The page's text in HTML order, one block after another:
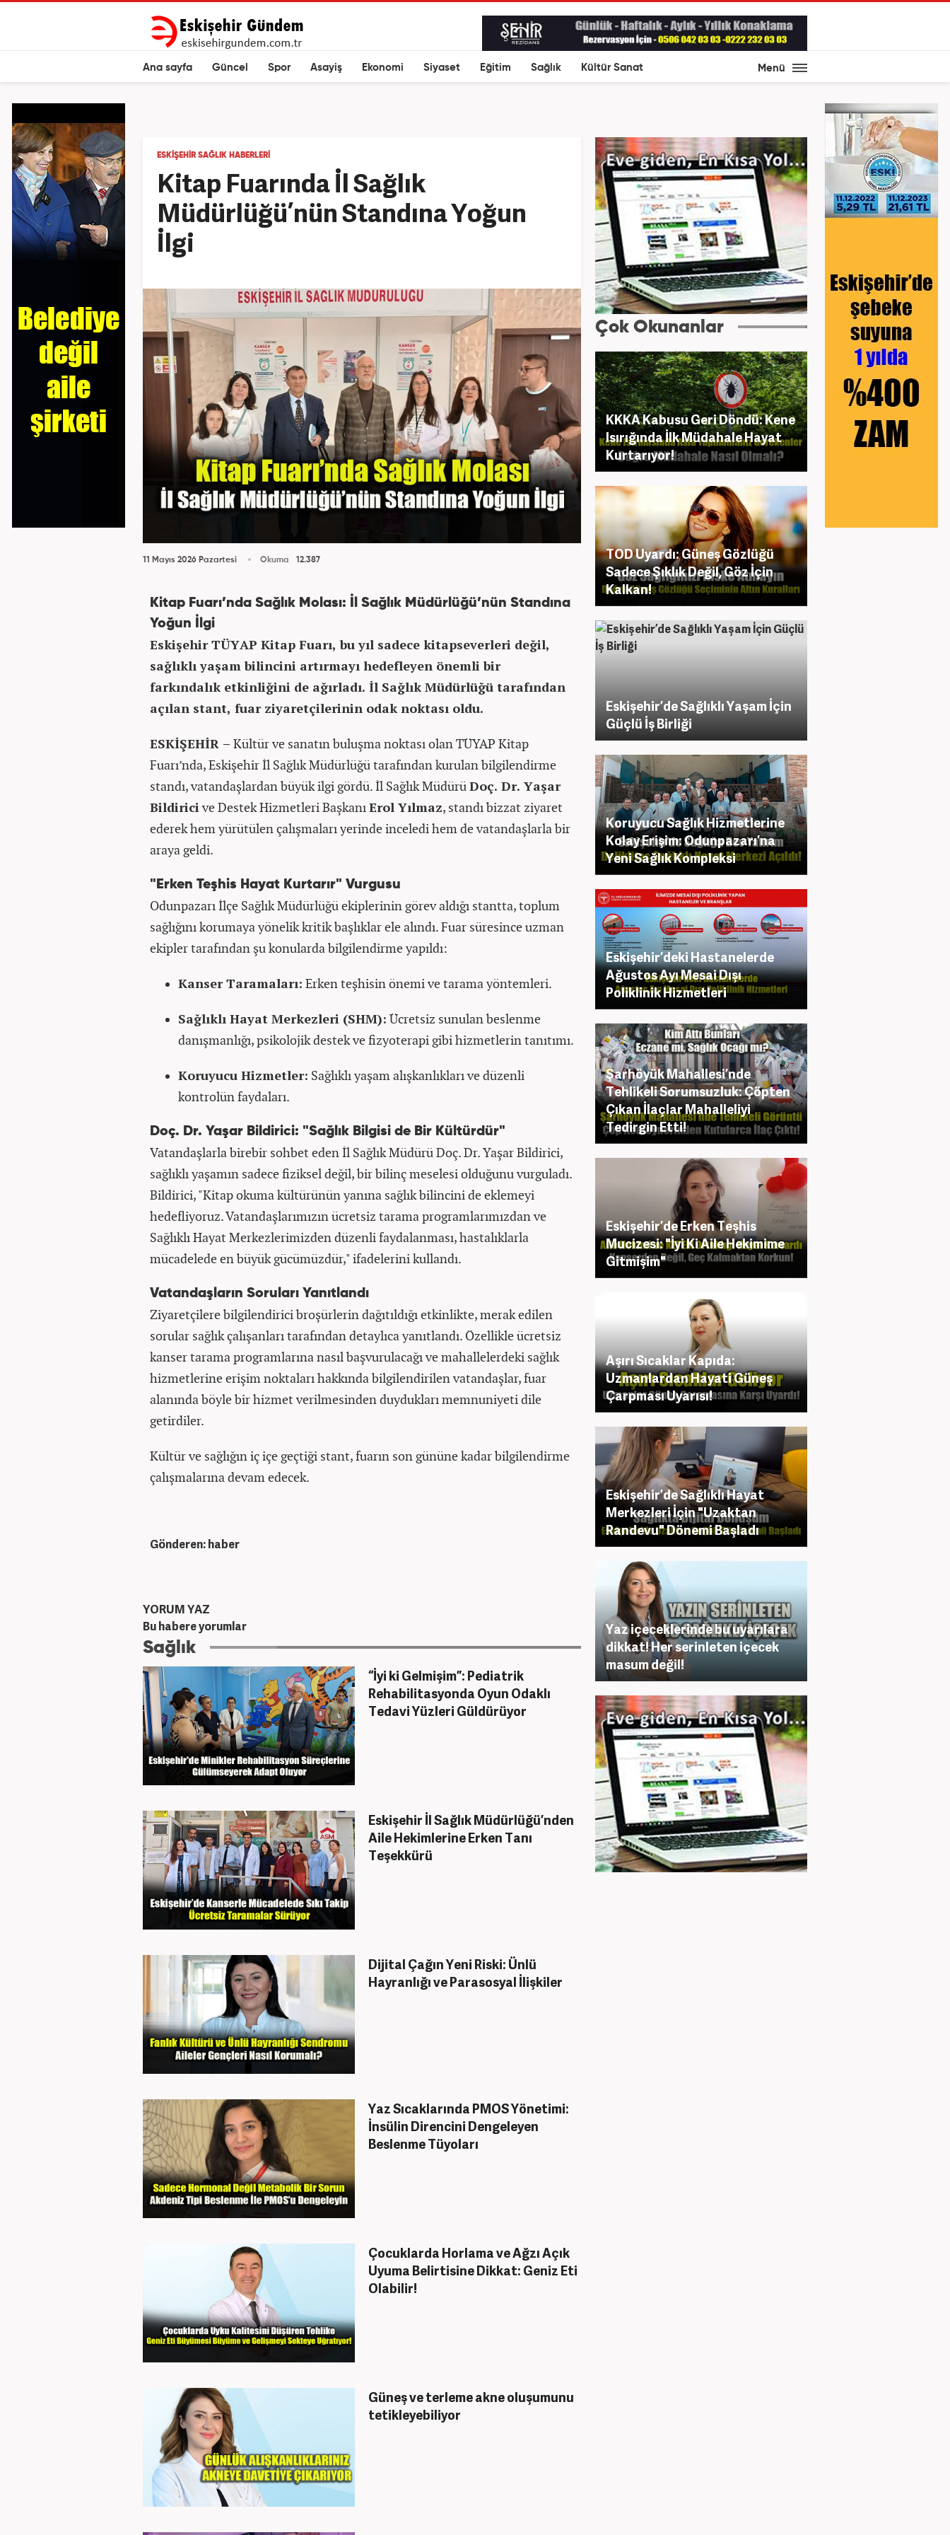
Ana sayfa Güncel Spor Asayiş Ekonomi Siyaset Eğitim Sağlık Kültür Sanat Menü
ESKIŞEHIR SAĞLIK HABERLERI
Kitap Fuarında İl Sağlık
Müdürlüğü’nün Standına Yoğun
İlgi
11 Mayıs 2026 Pazartesi Okuma 12.387
Kitap Fuarı’nda Sağlık Molası: İl Sağlık Müdürlüğü’nün Standına
Yoğun İlgi
Eskişehir TÜYAP Kitap Fuarı, bu yıl sadece kitapseverleri değil,
sağlıklı yaşam bilincini artırmayı hedefleyen önemli bir
farkındalık etkinliğini de ağırladı. İl Sağlık Müdürlüğü tarafından
açılan stant, fuar ziyaretçilerinin odak noktası oldu.
ESKİŞEHİR – Kültür ve sanatın buluşma noktası olan TÜYAP Kitap
Fuarı’nda, Eskişehir İl Sağlık Müdürlüğü tarafından kurulan bilgilendirme
standı, vatandaşlardan büyük ilgi gördü. İl Sağlık MüdürüDoç. Dr. Yaşar
Bildiricive Destek Hizmetleri BaşkanıErol Yılmaz, standı bizzat ziyaret
ederek hem yürütülen çalışmaları yerinde inceledi hem de vatandaşlarla bir
araya geldi.
"Erken Teşhis Hayat Kurtarır" Vurgusu
Odunpazarı İlçe Sağlık Müdürlüğü ekiplerinin görev aldığı stantta, toplum
sağlığını korumaya yönelik kritik başlıklar ele alındı. Fuar süresince uzman
ekipler tarafından şu konularda bilgilendirme yapıldı:
Kanser Taramaları: Erken teşhisin önemi ve tarama yöntemleri.
Sağlıklı Hayat Merkezleri (SHM): Ücretsiz sunulan beslenme
danışmanlığı, psikolojik destek ve fizyoterapi gibi hizmetlerin tanıtımı.
Koruyucu Hizmetler: Sağlıklı yaşam alışkanlıkları ve düzenli
kontrolün faydaları.
Doç. Dr. Yaşar Bildirici: "Sağlık Bilgisi de Bir Kültürdür"
Vatandaşlarla birebir sohbet eden İl Sağlık Müdürü Doç. Dr. Yaşar Bildirici,
sağlıklı yaşamın sadece fiziksel değil, bir bilinç meselesi olduğunu vurguladı.
Bildirici, "Kitap okuma kültürünün yanına sağlık bilincini de eklemeyi
hedefliyoruz. Vatandaşlarımızın ücretsiz tarama programlarımızdan ve
Sağlıklı Hayat Merkezlerimizden düzenli faydalanması, hastalıklarla
mücadelede en büyük gücümüzdür," ifadelerini kullandı.
Vatandaşların Soruları Yanıtlandı
Ziyaretçilere bilgilendirici broşürlerin dağıtıldığı etkinlikte, merak edilen
sorular sağlık çalışanları tarafından detaylıca yanıtlandı. Özellikle ücretsiz
kanser tarama programlarına nasıl başvurulacağı ve mahallelerdeki sağlık
hizmetlerine erişim noktaları hakkında bilgilendirilen vatandaşlar, fuar
alanında böyle bir hizmet verilmesinden duydukları memnuniyeti dile
getirdiler.
Kültür ve sağlığın iç içe geçtiği stant, fuarın son gününe kadar bilgilendirme
çalışmalarına devam edecek.
Gönderen: haber
YORUM YAZ
Bu habere yorumlar
Sağlık
“İyi ki Gelmişim”: Pediatrik
Rehabilitasyonda Oyun Odaklı
Tedavi Yüzleri Güldürüyor
Eskişehir İl Sağlık Müdürlüğü’nden
Aile Hekimlerine Erken Tanı
Teşekkürü
Dijital Çağın Yeni Riski: Ünlü
Hayranlığı ve Parasosyal İlişkiler
Yaz Sıcaklarında PMOS Yönetimi:
İnsülin Direncini Dengeleyen
Beslenme Tüyoları
Çocuklarda Horlama ve Ağzı Açık
Uyuma Belirtisine Dikkat: Geniz Eti
Olabilir!
Güneş ve terleme akne oluşumunu
tetikleyebiliyor
Çok Okunanlar
KKKA Kabusu Geri Döndü: Kene
Isırığında İlk Müdahale Hayat
Kurtarıyor!
TOD Uyardı: Güneş Gözlüğü
Sadece Şıklık Değil, Göz İçin
Kalkan!
Eskişehir’de Sağlıklı Yaşam İçin
Güçlü İş Birliği
Koruyucu Sağlık Hizmetlerine
Kolay Erişim: Odunpazarı’na
Yeni Sağlık Kompleksi
Eskişehir’deki Hastanelerde
Ağustos Ayı Mesai Dışı
Poliklinik Hizmetleri
Şarhöyük Mahallesi’nde
Tehlikeli Sorumsuzluk: Çöpten
Çıkan İlaçlar Mahalleliyi
Tedirgin Etti!
Eskişehir’de Erken Teşhis
Mucizesi: "İyi Ki Aile Hekimime
Gitmişim"
Aşırı Sıcaklar Kapıda:
Uzmanlardan Hayati Güneş
Çarpması Uyarısı!
Eskişehir’de Sağlıklı Hayat
Merkezleri İçin "Uzaktan
Randevu" Dönemi Başladı
Yaz içeceklerinde bu uyarılara
dikkat! Her serinleten içecek
masum değil!